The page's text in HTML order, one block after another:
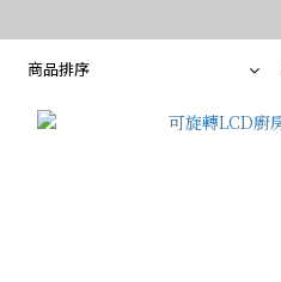
商品排序